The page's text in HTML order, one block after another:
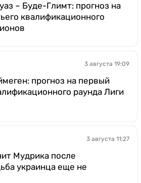
– Буде-Глимт: прогноз на
квалификационного
3 августа 19:09
прогноз на первый
раунда Лиги
3 августа 11:27
Мудрика после
украинца еще не